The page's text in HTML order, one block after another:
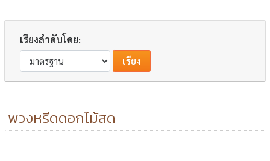
เรียงลำดับโดย:
พวงหรีดดอกไม้สด